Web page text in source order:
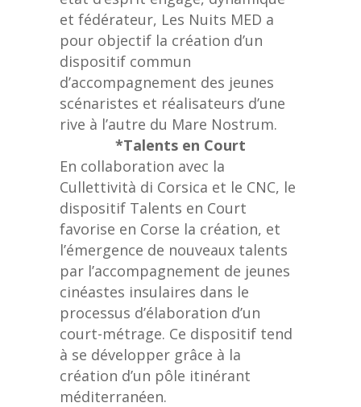
et fédérateur, Les Nuits MED a
pour objectif la création d’un
dispositif commun
d’accompagnement des jeunes
scénaristes et réalisateurs d’une
rive à l’autre du Mare Nostrum.
*Talents en Court
En collaboration avec la
Cullettività di Corsica et le CNC, le
dispositif Talents en Court
favorise en Corse la création, et
l’émergence de nouveaux talents
par l’accompagnement de jeunes
cinéastes insulaires dans le
processus d’élaboration d’un
court-métrage. Ce dispositif tend
à se développer grâce à la
création d’un pôle itinérant
méditerranéen.